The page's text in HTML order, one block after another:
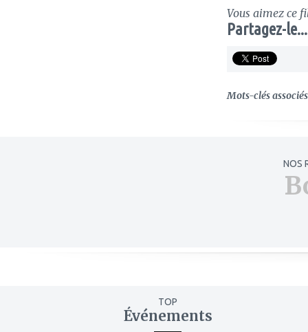
Vous aimez ce
Partagez-le...
Mots-clés
NOS
TOP
Événements